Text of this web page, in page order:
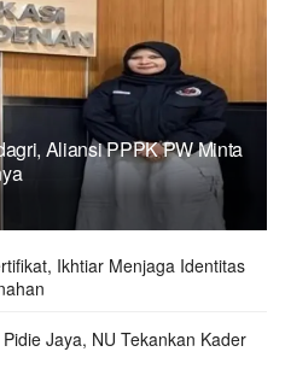
Aliansi PPPK PW Minta
Ikhtiar Menjaga Identitas
Jaya, NU Tekankan Kader